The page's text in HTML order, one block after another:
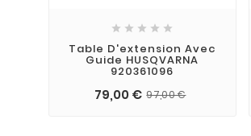
    
Table D'extension Avec
Guide HUSQVARNA
920361096
79,00 € 97,00 €